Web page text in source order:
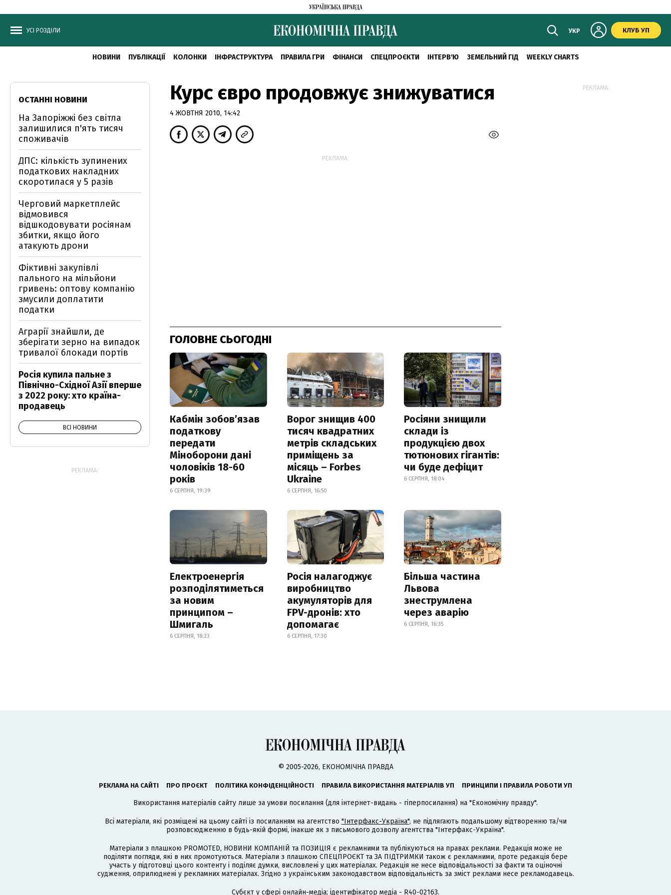
УСІ РОЗДІЛИ УКР КЛУБ УП
НОВИНИ ПУБЛІКАЦІЇ КОЛОНКИ ІНФРАСТРУКТУРА ПРАВИЛА ГРИ ФІНАНСИ СПЕЦПРОЄКТИ ІНТЕРВ'Ю ЗЕМЕЛЬНИЙ ГІД WEEKLY CHARTS
Курс євро продовжує знижуватися
4 ЖОВТНЯ 2010, 14:42
РЕКЛАМА:
ГОЛОВНЕ СЬОГОДНІ
Кабмін зобовʼязав
податкову
передати
Міноборони дані
чоловіків 18-60
років
6 СЕРПНЯ, 19:39
Ворог знищив 400
тисяч квадратних
метрів складських
приміщень за
місяць – Forbes
Ukraine
6 СЕРПНЯ, 16:50
Росіяни знищили
склади із
продукцією двох
тютюнових гігантів:
чи буде дефіцит
6 СЕРПНЯ, 18:04
Електроенергія
розподілятиметься
за новим
принципом –
Шмигаль
6 СЕРПНЯ, 18:23
Росія налагоджує
виробництво
акумуляторів для
FPV-дронів: хто
допомагає
6 СЕРПНЯ, 17:30
Більша частина
Львова
знеструмлена
через аварію
6 СЕРПНЯ, 16:35
ОСТАННІ НОВИНИ
На Запоріжжі без світла
залишилися п'ять тисяч
споживачів
ДПС: кількість зупинених
податкових накладних
скоротилася у 5 разів
Черговий маркетплейс
відмовився
відшкодовувати росіянам
збитки, якщо його
атакують дрони
Фіктивні закупівлі
пального на мільйони
гривень: оптову компанію
змусили доплатити
податки
Аграрії знайшли, де
зберігати зерно на випадок
тривалої блокади портів
Росія купила пальне з
Північно-Східної Азії вперше
з 2022 року: хто країна-
продавець
ВСІ НОВИНИ
РЕКЛАМА:
РЕКЛАМА:
© 2005-2026, ЕКОНОМІЧНА ПРАВДА
РЕКЛАМА НА САЙТІ ПРО ПРОЄКТ ПОЛІТИКА КОНФІДЕНЦІЙНОСТІ ПРАВИЛА ВИКОРИСТАННЯ МАТЕРІАЛІВ УП ПРИНЦИПИ І ПРАВИЛА РОБОТИ УП
Використання матеріалів сайту лише за умови посилання (для інтернет-видань - гіперпосилання) на "Економічну правду".
Всі матеріали, які розміщені на цьому сайті із посиланням на агентство "Інтерфакс-Україна", не підлягають подальшому відтворенню та/чи
розповсюдженню в будь-якій формі, інакше як з письмового дозволу агентства "Інтерфакс-Україна".
Матеріали з плашкою PROMOTED, НОВИНИ КОМПАНІЙ та ПОЗИЦІЯ є рекламними та публікуються на правах реклами. Редакція може не
поділяти погляди, які в них промотуються. Матеріали з плашкою СПЕЦПРОЄКТ та ЗА ПІДТРИМКИ також є рекламними, проте редакція бере
участь у підготовці цього контенту і поділяє думки, висловлені у цих матеріалах. Редакція не несе відповідальності за факти та оціночні
судження, оприлюднені у рекламних матеріалах. Згідно з українським законодавством відповідальність за зміст реклами несе рекламодавець.
Cубєкт у сфері онлайн-медіа; ідентифікатор медіа - R40-02163.